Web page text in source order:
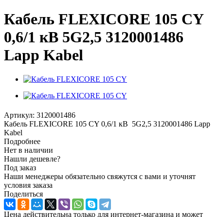
Кабель FLEXICORE 105 CY
0,6/1 кВ 5G2,5 3120001486
Lapp Kabel
Артикул: 3120001486
Кабель FLEXICORE 105 CY 0,6/1 кВ 5G2,5 3120001486 Lapp
Kabel
Подробнее
Нет в наличии
Нашли дешевле?
Под заказ
Наши менеджеры обязательно свяжутся с вами и уточнят
условия заказа
Поделиться
Цена действительна только для интернет-магазина и может